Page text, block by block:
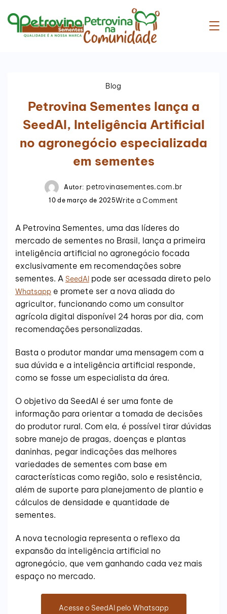
Blog
Petrovina Sementes lança a
SeedAI, Inteligência Artificial
no agronegócio especializada
em sementes
Autor: petrovinasementes.com.br
10 de março de 2025Write a Comment
A Petrovina Sementes, uma das líderes do
mercado de sementes no Brasil, lança a primeira
inteligência artificial no agronegócio focada
exclusivamente em recomendações sobre
sementes. A SeedAI pode ser acessada direto pelo
Whatsapp e promete ser a nova aliada do
agricultor, funcionando como um consultor
agrícola digital disponível 24 horas por dia, com
recomendações personalizadas.
Basta o produtor mandar uma mensagem com a
sua dúvida e a inteligência artificial responde,
como se fosse um especialista da área.
O objetivo da SeedAI é ser uma fonte de
informação para orientar a tomada de decisões
do produtor rural. Com ela, é possível tirar dúvidas
sobre manejo de pragas, doenças e plantas
daninhas, pegar indicações das melhores
variedades de sementes com base em
características como região, solo e resistência,
além de suporte para planejamento de plantio e
cálculos de densidade e quantidade de
sementes.
A nova tecnologia representa o reflexo da
expansão da inteligência artificial no
agronegócio, que vem ganhando cada vez mais
espaço no mercado.
Acesse o SeedAI pelo Whatsapp